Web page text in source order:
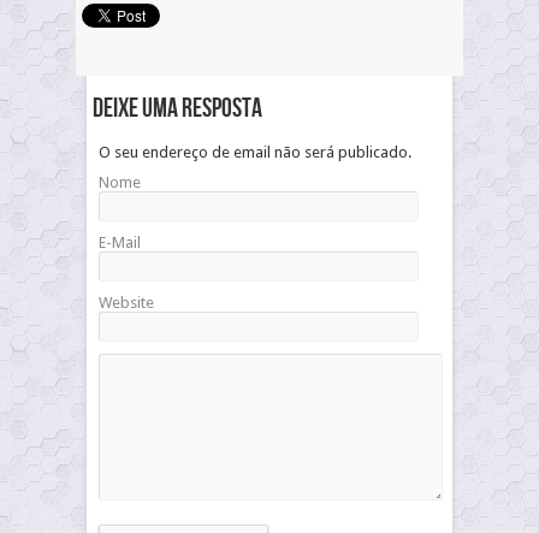
Deixe uma resposta
O seu endereço de email não será publicado.
Nome
E-Mail
Website